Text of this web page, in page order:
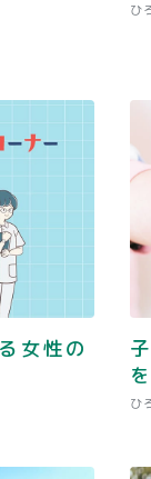
ひ
女性の
ひ